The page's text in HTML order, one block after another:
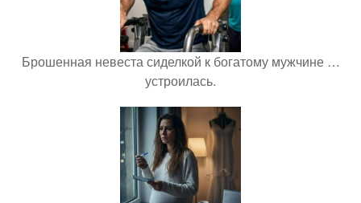
Брошенная невеста сиделкой к богатому мужчине …
устроилась.